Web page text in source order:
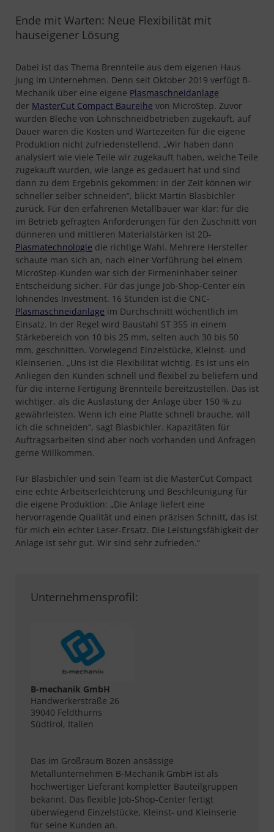
Unternehmensprofil:
B-mechanik GmbH
Handwerkerstraße 26
39040 Feldthurns
Südtirol, Italien
Das im Großraum Bozen ansässige
Metallunternehmen B-Mechanik GmbH ist als
hochwertiger Lieferant kompletter Bauteilgruppen
bekannt. Das flexible Job-Shop-Center fertigt
überwiegend Einzelstücke, Kleinst- und Kleinserie
für seine Kunden an.
Ende mit Warten: Neue Flexibilität mit
hauseigener Lösung
Dabei ist das Thema Brennteile aus dem eigenen Haus
jung im Unternehmen. Denn seit Oktober 2019 verfügt B-
Mechanik über eine eigene Plasmaschneidanlage
der MasterCut Compact Baureihe von MicroStep. Zuvor
wurden Bleche von Lohnschneidbetrieben zugekauft, auf
Dauer waren die Kosten und Wartezeiten für die eigene
Produktion nicht zufriedenstellend. „Wir haben dann
analysiert wie viele Teile wir zugekauft haben, welche Teile
zugekauft wurden, wie lange es gedauert hat und sind
dann zu dem Ergebnis gekommen: in der Zeit können wir
schneller selber schneiden“, blickt Martin Blasbichler
zurück. Für den erfahrenen Metallbauer war klar: für die
im Betrieb gefragten Anforderungen für den Zuschnitt von
dünneren und mittleren Materialstärken ist 2D-
Plasmatechnologie die richtige Wahl. Mehrere Hersteller
schaute man sich an, nach einer Vorführung bei einem
MicroStep-Kunden war sich der Firmeninhaber seiner
Entscheidung sicher. Für das junge Job-Shop-Center ein
lohnendes Investment. 16 Stunden ist die CNC-
Plasmaschneidanlage im Durchschnitt wöchentlich im
Einsatz. In der Regel wird Baustahl ST 355 in einem
Stärkebereich von 10 bis 25 mm, selten auch 30 bis 50
mm, geschnitten. Vorwiegend Einzelstücke, Kleinst- und
Kleinserien. „Uns ist die Flexibilität wichtig. Es ist uns ein
Anliegen den Kunden schnell und flexibel zu beliefern und
für die interne Fertigung Brennteile bereitzustellen. Das ist
wichtiger, als die Auslastung der Anlage über 150 % zu
gewährleisten. Wenn ich eine Platte schnell brauche, will
ich die schneiden“, sagt Blasbichler. Kapazitäten für
Auftragsarbeiten sind aber noch vorhanden und Anfragen
gerne Willkommen.
Für Blasbichler und sein Team ist die MasterCut Compact
eine echte Arbeitserleichterung und Beschleunigung für
die eigene Produktion: „Die Anlage liefert eine
hervorragende Qualität und einen präzisen Schnitt, das ist
für mich ein echter Laser-Ersatz. Die Leistungsfähigkeit der
Anlage ist sehr gut. Wir sind sehr zufrieden.“